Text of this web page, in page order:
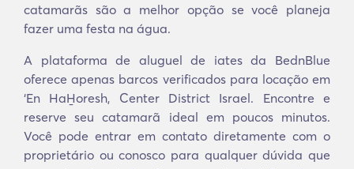
catamarãs são a melhor opção se você planeja
fazer uma festa na água.
A plataforma de aluguel de iates da BednBlue
oferece apenas barcos verificados para locação em
‘En HaH̱oresh, Center District Israel. Encontre e
reserve seu catamarã ideal em poucos minutos.
Você pode entrar em contato diretamente com o
proprietário ou conosco para qualquer dúvida que